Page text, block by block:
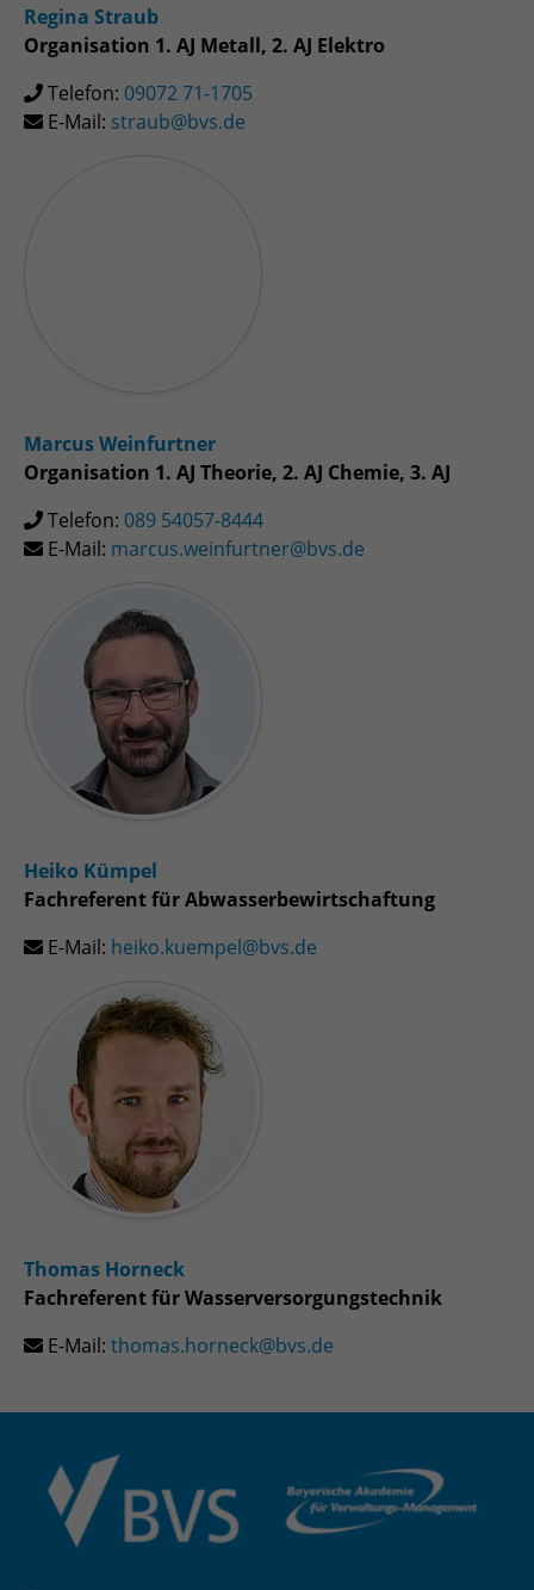
Regina Straub
Organisation 1. AJ Metall, 2. AJ Elektro
Telefon: 09072 71-1705
E-Mail: straub@bvs.de
Marcus Weinfurtner
Organisation 1. AJ Theorie, 2. AJ Chemie, 3. AJ
Telefon: 089 54057-8444
E-Mail: marcus.weinfurtner@bvs.de
Heiko Kümpel
Fachreferent für Abwasserbewirtschaftung
E-Mail: heiko.kuempel@bvs.de
Thomas Horneck
Fachreferent für Wasserversorgungstechnik
E-Mail: thomas.horneck@bvs.de